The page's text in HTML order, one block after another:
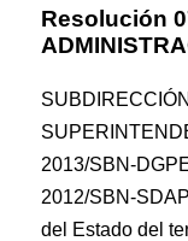
Resolución
2013/SBN-
2012/SBN-
del Estado del